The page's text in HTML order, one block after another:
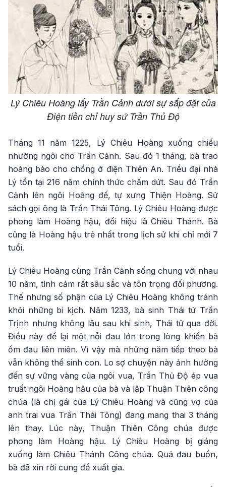
Lý Chiêu Hoàng lấy Trần Cảnh dưới sự sắp đặt của
Điện tiền chỉ huy sứ Trần Thủ Độ
Tháng 11 năm 1225, Lý Chiêu Hoàng xuống chiếu
nhường ngôi cho Trần Cảnh. Sau đó 1 tháng, bà trao
hoàng bào cho chồng ở điện Thiên An. Triều đại nhà
Lý tồn tại 216 năm chính thức chấm dứt. Sau đó Trần
Cảnh lên ngôi Hoàng đế, tự xưng Thiện Hoàng. Sử
sách gọi ông là Trần Thái Tông. Lý Chiêu Hoàng được
phong làm Hoàng hậu, đổi hiệu là Chiêu Thánh. Bà
cũng là Hoàng hậu trẻ nhất trong lịch sử khi chỉ mới 7
tuổi.
Lý Chiêu Hoàng cùng Trần Cảnh sống chung với nhau
10 năm, tình cảm rất sâu sắc và tôn trọng đối phương.
Thế nhưng số phận của Lý Chiêu Hoàng không tránh
khỏi những bi kịch. Năm 1233, bà sinh Thái tử Trần
Trịnh nhưng không lâu sau khi sinh, Thái tử qua đời.
Điều này để lại một nỗi đau lớn trong lòng khiến bà
ốm đau liên miên. Vì vậy mà những năm tiếp theo bà
vẫn không thể sinh con. Lo sợ chuyện này ảnh hưởng
đến sự vững vàng của ngôi vua, Trần Thủ Độ ép vua
truất ngôi Hoàng hậu của bà và lập Thuận Thiên công
chúa (là chị gái của Lý Chiêu Hoàng và cũng vợ của
anh trai vua Trần Thái Tông) đang mang thai 3 tháng
lên thay. Lúc này, Thuận Thiên Công chúa được
phong làm Hoàng hậu. Lý Chiêu Hoàng bị giáng
xuống làm Chiêu Thánh Công chúa. Quá đau buồn,
bà đã xin rời cung để xuất gia.